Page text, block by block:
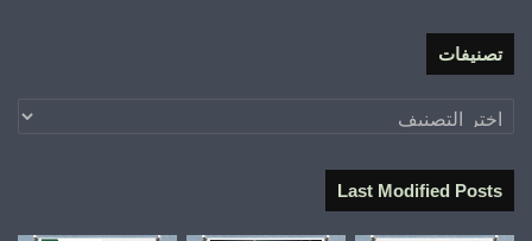
تصنيفات
تصنيفات
Last Modified Posts